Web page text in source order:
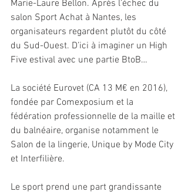
Marie-Laure Bellon. Après l’échec du
salon Sport Achat à Nantes, les
organisateurs regardent plutôt du côté
du Sud-Ouest. D’ici à imaginer un High
Five estival avec une partie BtoB…
La société Eurovet (CA 13 M€ en 2016),
fondée par Comexposium et la
fédération professionnelle de la maille et
du balnéaire, organise notamment le
Salon de la lingerie, Unique by Mode City
et Interfilière.
Le sport prend une part grandissante